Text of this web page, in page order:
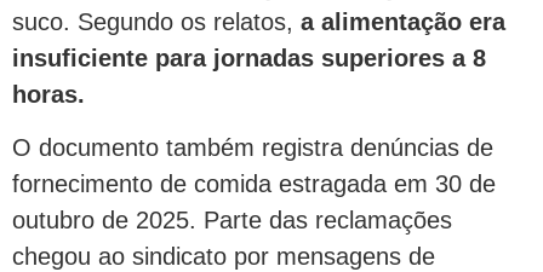
suco. Segundo os relatos, a alimentação era
insuficiente para jornadas superiores a 8
horas.
O documento também registra denúncias de
fornecimento de comida estragada em 30 de
outubro de 2025. Parte das reclamações
chegou ao sindicato por mensagens de